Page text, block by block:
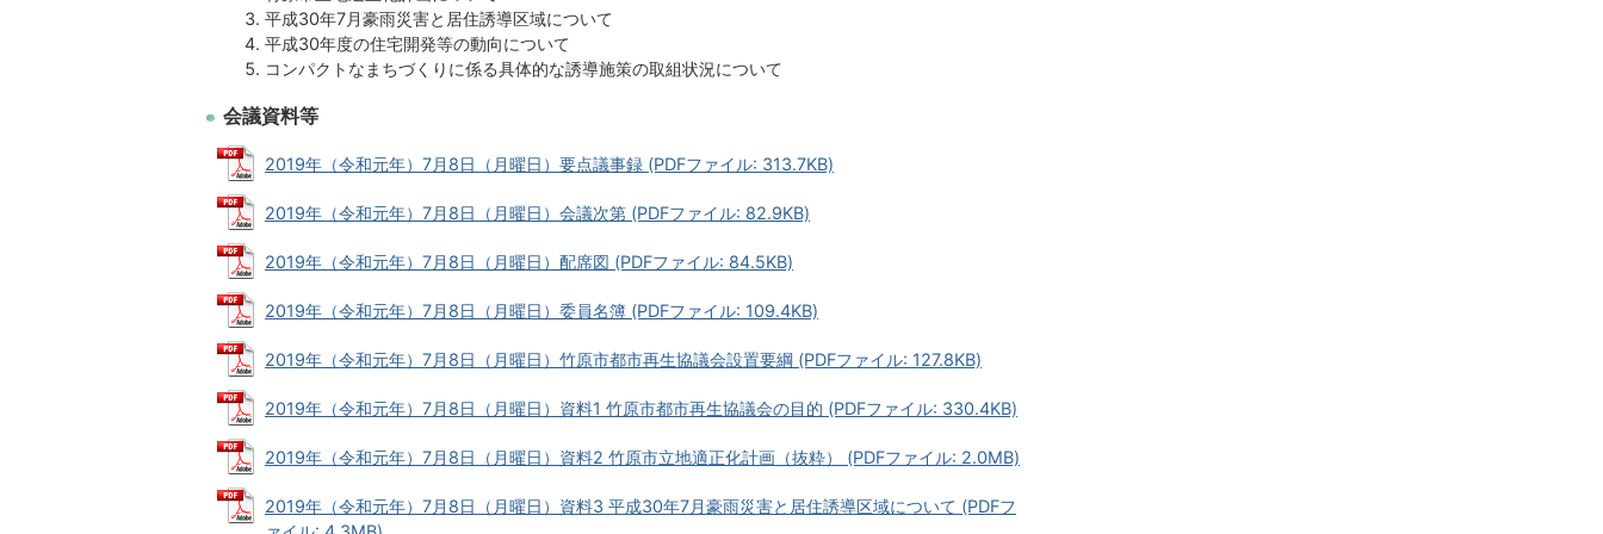
平成30年7月豪雨災害と居住誘導区域について
平成30年度の住宅開発等の動向について
コンパクトなまちづくりに係る具体的な誘導施策の取組状況について
会議資料等
2019年（令和元年）7月8日（月曜日）要点議事録 (PDFファイル: 313.7KB)
2019年（令和元年）7月8日（月曜日）会議次第 (PDFファイル: 82.9KB)
2019年（令和元年）7月8日（月曜日）配席図 (PDFファイル: 84.5KB)
2019年（令和元年）7月8日（月曜日）委員名簿 (PDFファイル: 109.4KB)
2019年（令和元年）7月8日（月曜日）竹原市都市再生協議会設置要綱 (PDFファイル: 127.8KB)
2019年（令和元年）7月8日（月曜日）資料1 竹原市都市再生協議会の目的 (PDFファイル: 330.4KB)
2019年（令和元年）7月8日（月曜日）資料2 竹原市立地適正化計画（抜粋） (PDFファイル: 2.0MB)
2019年（令和元年）7月8日（月曜日）資料3 平成30年7月豪雨災害と居住誘導区域について (PDFフ